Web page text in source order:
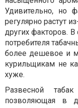
Удивительно, но
регулярно растут
других факторов.
потребителя
более дешевое и
курильщикам не
хуже.
Развесной
позволяющая в